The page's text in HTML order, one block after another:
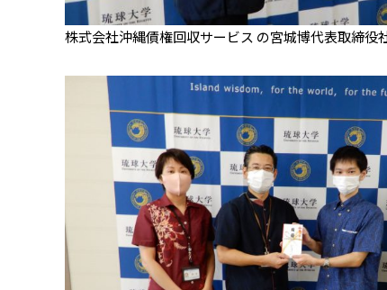
株式会社沖縄債権回収サービス の宮城博代表取締